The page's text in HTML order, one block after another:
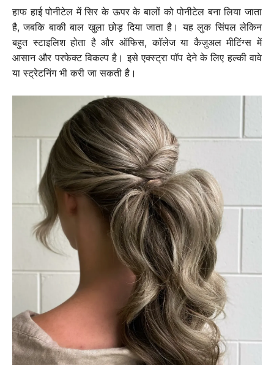
हाफ हाई पोनीटेल में सिर के ऊपर के बालों को पोनीटेल बना लिया जाता
है, जबकि बाकी बाल खुला छोड़ दिया जाता है। यह लुक सिंपल लेकिन
बहुत स्टाइलिश होता है और ऑफिस, कॉलेज या कैजुअल मीटिंग्स में
आसान और परफेक्ट विकल्प है। इसे एक्स्ट्रा पॉप देने के लिए हल्की वावे
या स्ट्रेटनिंग भी करी जा सकती है।